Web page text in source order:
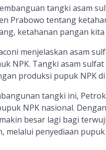
tangki asam
Prabowo tentang
ketahanan pangan
menjelaskan asam
NPK. Tangki asam
produksi pupuk NPK di
tangki ini,
NPK nasional.
besar lagi bagi
melalui penyediaan